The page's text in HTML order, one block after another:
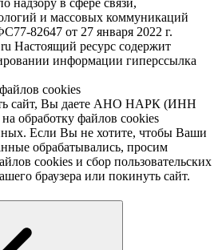
надзору в сфере связи,
и массовых коммуникаций
82647 от 27 января 2022 г.
Настоящий ресурс содержит
информации гиперссылка
cookies
сайт, Вы даете АНО НАРК (ИНН
на обработку файлов cookies
Если Вы не хотите, чтобы Ваши
обрабатывались, просим
cookies и сбор пользовательских
браузера или покинуть сайт.